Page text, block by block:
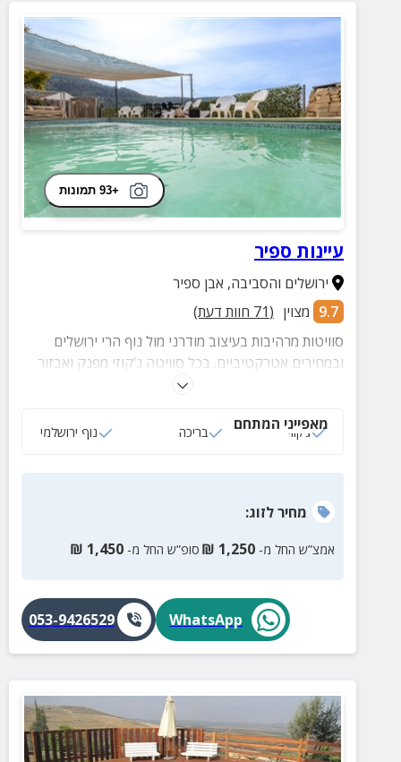
+93 תמונות
עיינות ספיר
ירושלים והסביבה, אבן ספיר
9.7 מצוין (
71 חוות דעת)
סוויטות מרהיבות בעיצוב מודרני מול נוף הרי ירושלים
ובמחירים אטרקטיביים. בכל סוויטה ג'קוזי מפנק ואבזור
מלא, בחצר תיהנו מבריכה באוויר הצלול ועוד שפע
מאפייני המתחם
ג‘קוזי בריכה נוף ירושלמי
מחירלזוג:
אמצ”ש החל מ- 1,250
₪ סופ”ש החל מ- 1,450
₪
WhatsApp
053-9426529